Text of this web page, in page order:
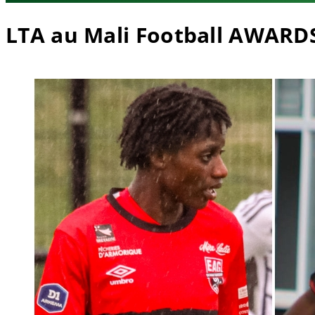
LTA au Mali Football